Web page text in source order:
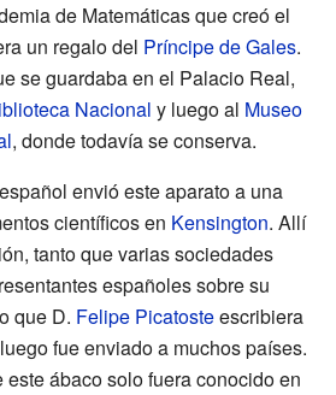
de Matemáticas que creó el
un regalo del Príncipe de Gales.
se guardaba en el Palacio Real,
Nacional y luego al Museo
, donde todavía se conserva.
envió este aparato a una
científicos en Kensington. Allí
tanto que varias sociedades
españoles sobre su
que D. Felipe Picatosteescribiera
fue enviado a muchos países.
este ábaco solo fuera conocido en